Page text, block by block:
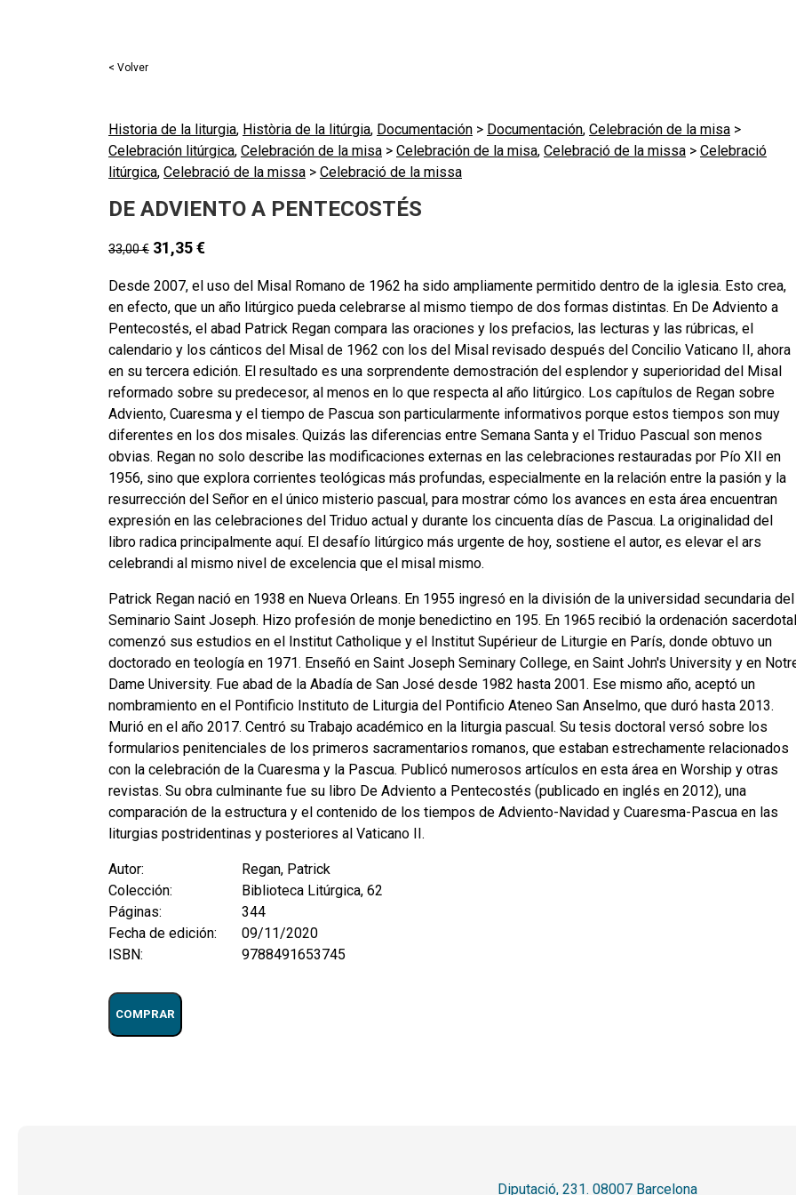
< Volver
Historia de la liturgia, Història de la litúrgia, Documentación > Documentación, Celebración de la misa >
Celebración litúrgica, Celebración de la misa > Celebración de la misa, Celebració de la missa > Celebració
litúrgica, Celebració de la missa > Celebració de la missa
DE ADVIENTO A PENTECOSTÉS
33,00€ 31,35€
Desde 2007, el uso del Misal Romano de 1962 ha sido ampliamente permitido dentro de la iglesia. Esto crea,
en efecto, que un año litúrgico pueda celebrarse al mismo tiempo de dos formas distintas. En De Adviento a
Pentecostés, el abad Patrick Regan compara las oraciones y los prefacios, las lecturas y las rúbricas, el
calendario y los cánticos del Misal de 1962 con los del Misal revisado después del Concilio Vaticano II, ahora
en su tercera edición. El resultado es una sorprendente demostración del esplendor y superioridad del Misal
reformado sobre su predecesor, al menos en lo que respecta al año litúrgico. Los capítulos de Regan sobre
Adviento, Cuaresma y el tiempo de Pascua son particularmente informativos porque estos tiempos son muy
diferentes en los dos misales. Quizás las diferencias entre Semana Santa y el Triduo Pascual son menos
obvias. Regan no solo describe las modificaciones externas en las celebraciones restauradas por Pío XII en
1956, sino que explora corrientes teológicas más profundas, especialmente en la relación entre la pasión y la
resurrección del Señor en el único misterio pascual, para mostrar cómo los avances en esta área encuentran
expresión en las celebraciones del Triduo actual y durante los cincuenta días de Pascua. La originalidad del
libro radica principalmente aquí. El desafío litúrgico más urgente de hoy, sostiene el autor, es elevar el ars
celebrandi al mismo nivel de excelencia que el misal mismo.
Patrick Regan nació en 1938 en Nueva Orleans. En 1955 ingresó en la división de la universidad secundaria del
Seminario Saint Joseph. Hizo profesión de monje benedictino en 195. En 1965 recibió la ordenación
comenzó sus estudios en el Institut Catholique y el Institut Supérieur de Liturgie en París, donde obtuvo un
doctorado en teología en 1971. Enseñó en Saint Joseph Seminary College, en Saint John's University y en
Dame University. Fue abad de la Abadía de San José desde 1982 hasta 2001. Ese mismo año, aceptó un
nombramiento en el Pontificio Instituto de Liturgia del Pontificio Ateneo San Anselmo, que duró hasta 2013.
Murió en el año 2017. Centró su Trabajo académico en la liturgia pascual. Su tesis doctoral versó sobre los
formularios penitenciales de los primeros sacramentarios romanos, que estaban estrechamente relacionados
con la celebración de la Cuaresma y la Pascua. Publicó numerosos artículos en esta área en Worship y otras
revistas. Su obra culminante fue su libro De Adviento a Pentecostés (publicado en inglés en 2012), una
comparación de la estructura y el contenido de los tiempos de Adviento-Navidad y Cuaresma-Pascua en las
liturgias postridentinas y posteriores al Vaticano II.
Autor:
Regan, Patrick
Colección:
Biblioteca Litúrgica, 62
Páginas:
344
Fecha de edición:
09/11/2020
ISBN:
9788491653745
COMPRAR
Diputació, 231. 08007 Barcelona